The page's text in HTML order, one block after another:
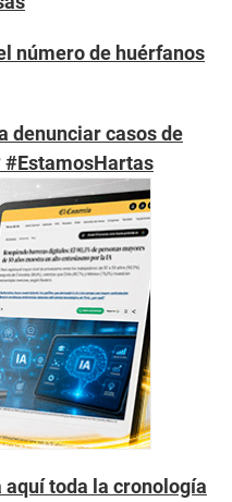
número de huérfanos
denunciar casos de
toda la cronología